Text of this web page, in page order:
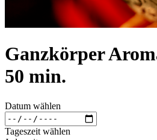
Ganzkörper
50 min.
Datum wählen
Tageszeit wählen